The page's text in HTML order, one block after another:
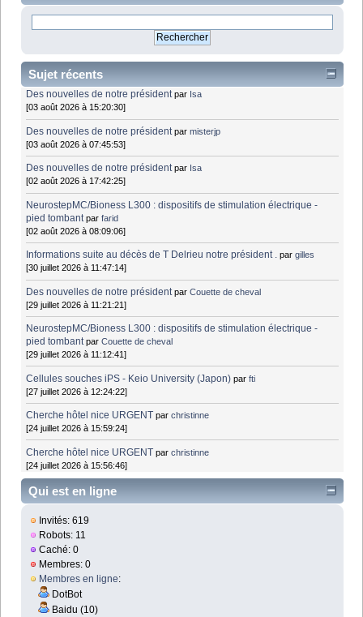
Sujet récents
Des nouvelles de notre président par Isa
[03 août 2026 à 15:20:30]
Des nouvelles de notre président parmisterjp
[03 août 2026 à 07:45:53]
Des nouvelles de notre président par Isa
[02 août 2026 à 17:42:25]
NeurostepMC/Bioness L300 : dispositifs de stimulation électrique -
pied tombant parfarid
[02 août 2026 à 08:09:06]
Informations suite au décès de T Delrieu notre président . pargilles
[30 juillet 2026 à 11:47:14]
Des nouvelles de notre président parCouette de cheval
[29 juillet 2026 à 11:21:21]
NeurostepMC/Bioness L300 : dispositifs de stimulation électrique -
pied tombant parCouette de cheval
[29 juillet 2026 à 11:12:41]
Cellules souches iPS - Keio University (Japon) parfti
[27 juillet 2026 à 12:24:22]
Cherche hôtel nice URGENT parchristinne
[24 juillet 2026 à 15:59:24]
Cherche hôtel nice URGENT parchristinne
[24 juillet 2026 à 15:56:46]
Qui est en ligne
Invités: 619
Robots: 11
Caché: 0
Membres: 0
Membres en ligne:
DotBot
Baidu (10)